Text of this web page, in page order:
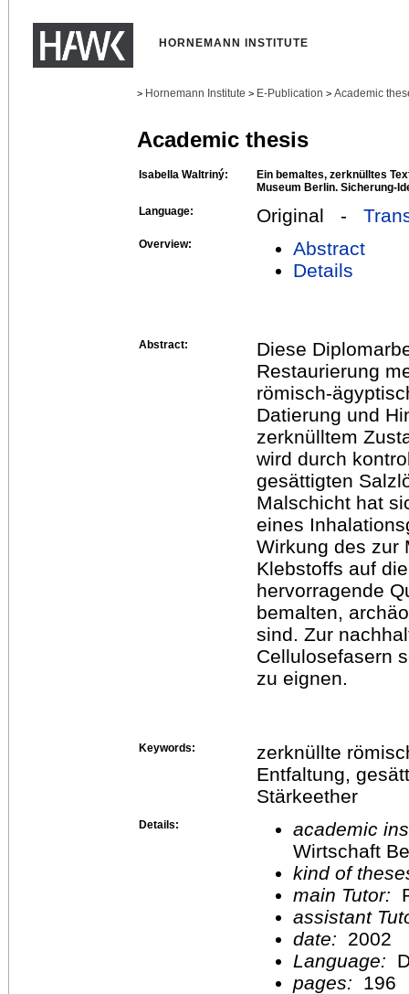
HORNEMANN INSTITUTE
> Hornemann Institute > E-Publication > Academic
Academic thesis
Isabella Waltriný:
Ein bemaltes, zerknülltes
Museum Berlin. Sicherung-
Language:
Original -
Overview:
Abstract
Details
Abstract:
Diese
Restaurierung
römisch-
Datierung und
zerknülltem
wird durch
gesättigten
Malschicht hat
eines
Wirkung des zur
Klebstoffs auf
hervorragende
bemalten,
sind. Zur
Cellulosefasern
zu eignen.
Keywords:
zerknüllte
Entfaltung,
Stärkeether
Details:
academic
Wirtschaft
kind of
main Tutor:
assistant
date:
2002
Language:
pages:
196